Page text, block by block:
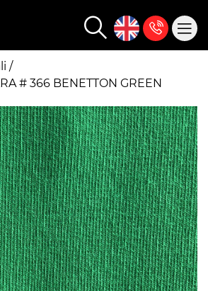
# 366 BENETTON GREEN